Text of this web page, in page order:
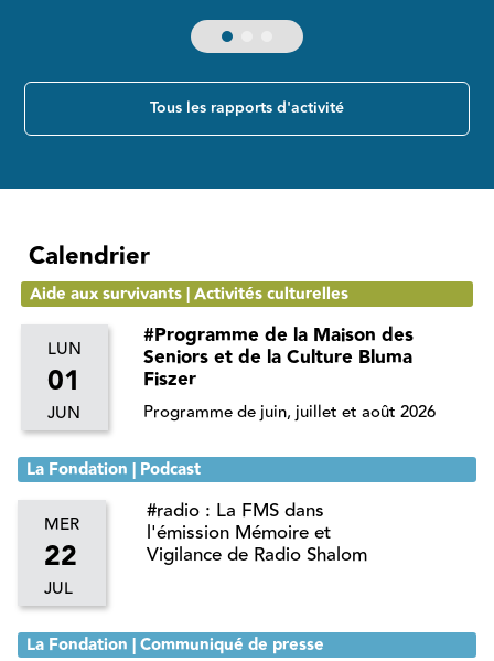
Tous les rapports d'activité
Calendrier
LUN
01
JUN
Aide aux survivants | Activités culturelles
#Programme de la Maison des
Seniors et de la Culture Bluma
Fiszer
Programme de juin, juillet et août 2026
MER
22
JUL
La Fondation | Podcast
#radio : La FMS dans
l'émission Mémoire et
Vigilance de Radio Shalom
La Fondation | Communiqué de presse